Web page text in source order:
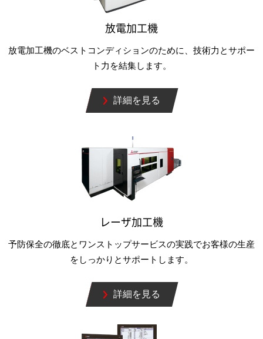
放電加工機
放電加工機のベストコンディションのために、技術力とサポー
ト力を結集します。
詳細を見る
レーザ加工機
予防保全の徹底とワンストップサービスの実践でお客様の生産
をしっかりとサポートします。
詳細を見る